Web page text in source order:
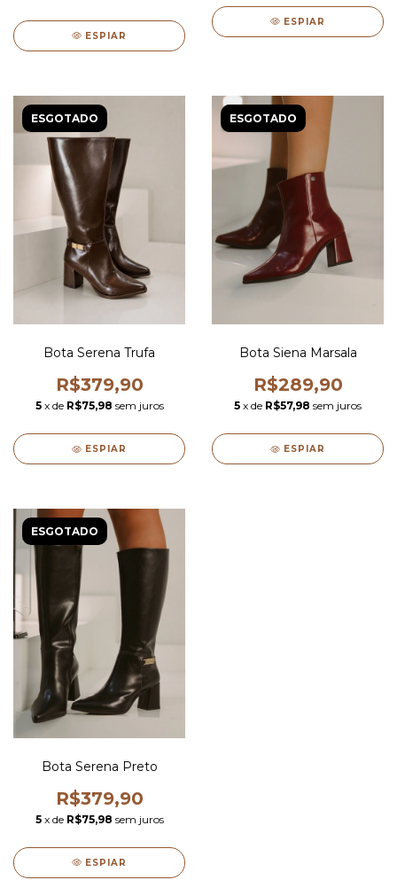
ESPIAR
ESPIAR
ESGOTADO
Bota Serena Trufa
R$379,90
5 x de R$75,98 sem juros
ESPIAR
ESGOTADO
Bota Siena Marsala
R$289,90
5 x de R$57,98 sem juros
ESPIAR
ESGOTADO
Bota Serena Preto
R$379,90
5 x de R$75,98 sem juros
ESPIAR